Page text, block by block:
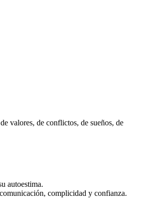
valores, de conflictos, de sueños, de
autoestima.
complicidad y confianza.